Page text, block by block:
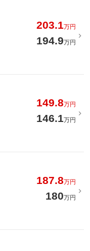
203.1万円
194.9万円
149.8万円
146.1万円
187.8万円
180万円